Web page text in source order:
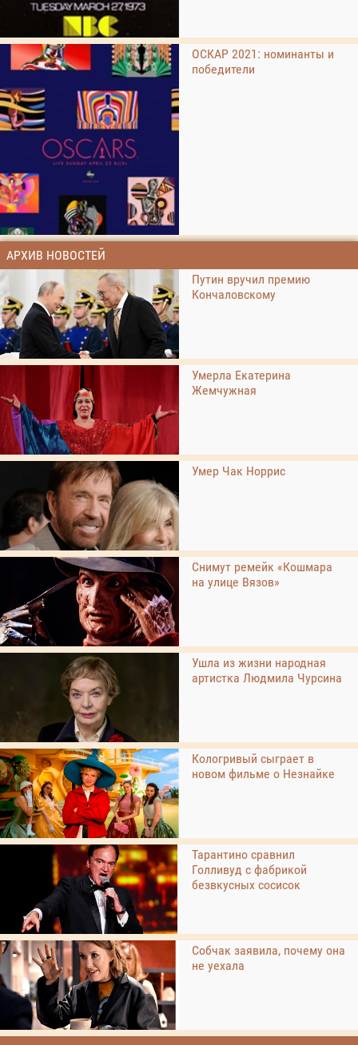
ОСКАР 2021: номинанты и
победители
АРХИВ НОВОСТЕЙ
Путин вручил премию
Кончаловскому
Умерла Екатерина
Жемчужная
Умер Чак Норрис
Снимут ремейк «Кошмара
на улице Вязов»
Ушла из жизни народная
артистка Людмила Чурсина
Кологривый сыграет в
новом фильме о Незнайке
Тарантино сравнил
Голливуд с фабрикой
безвкусных сосисок
Собчак заявила, почему она
не уехала